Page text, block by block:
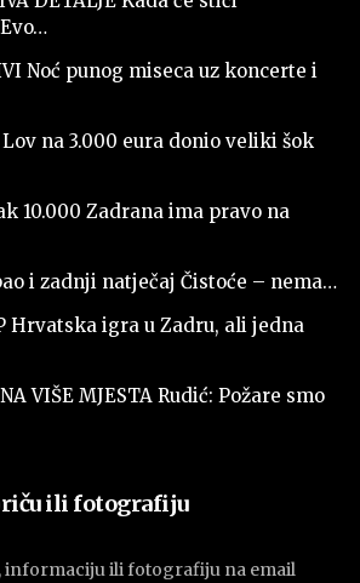
Noć punog miseca uz koncerte i
Lov na 3.000 eura donio veliki šok
10.000 Zadrana ima pravo na
i zadnji natječaj Čistoće – nema…
Hrvatska igra u Zadru, ali jedna
NA VIŠE MJESTA Rudić: Požare smo
ili fotografiju
informaciju ili fotografiju na email